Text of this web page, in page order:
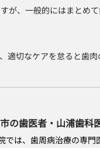
、一般的にはまとめて
適切なケアを怠ると歯
の歯医者・山浦歯科